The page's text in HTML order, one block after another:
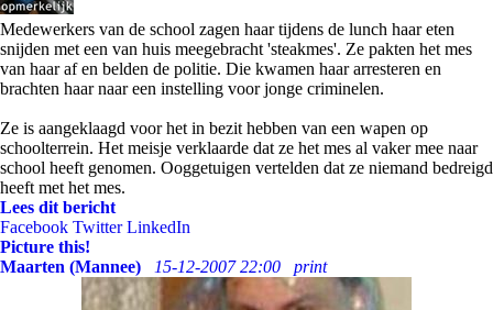
Medewerkers van de school zagen haar tijdens de lunch haar eten
snijden met een van huis meegebracht 'steakmes'. Ze pakten het mes
van haar af en belden de politie. Die kwamen haar arresteren en
brachten haar naar een instelling voor jonge criminelen.
Ze is aangeklaagd voor het in bezit hebben van een wapen op
schoolterrein. Het meisje verklaarde dat ze het mes al vaker mee naar
school heeft genomen. Ooggetuigen vertelden dat ze niemand bedreigd
heeft met het mes.
Lees dit bericht
Facebook Twitter LinkedIn
Picture this!
Maarten (Mannee)
15-12-2007 22:00 print